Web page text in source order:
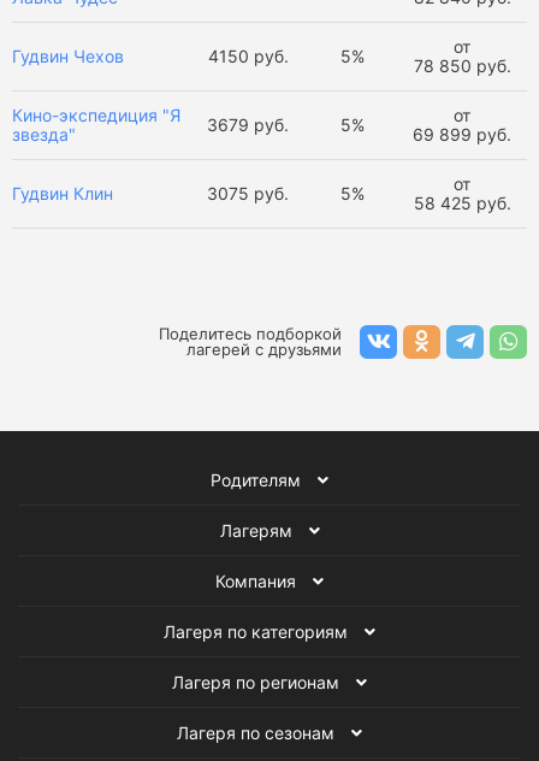
Гудвин Чехов 4150 руб. 5%
от
78 850 руб.
Кино-экспедиция "Я
звезда"
3679 руб. 5%
от
69 899 руб.
Гудвин Клин 3075 руб. 5%
от
58 425 руб.
Поделитесь подборкой
лагерей с друзьями
Родителям
Лагерям
Компания
Лагеря по категориям
Лагеря по регионам
Лагеря по сезонам